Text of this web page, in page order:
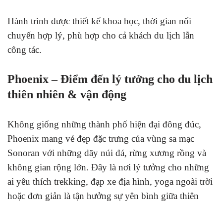
Hành trình được thiết kế khoa học, thời gian nối
chuyến hợp lý, phù hợp cho cả khách du lịch lẫn
công tác.
Phoenix – Điểm đến lý tưởng cho du lịch
thiên nhiên & vận động
Không giống những thành phố hiện đại đông đúc,
Phoenix mang vẻ đẹp đặc trưng của vùng sa mạc
Sonoran với những dãy núi đá, rừng xương rồng và
không gian rộng lớn. Đây là nơi lý tưởng cho những
ai yêu thích trekking, đạp xe địa hình, yoga ngoài trời
hoặc đơn giản là tận hưởng sự yên bình giữa thiên